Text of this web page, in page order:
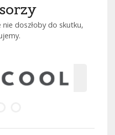
doszłoby do skutku,